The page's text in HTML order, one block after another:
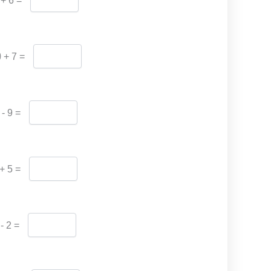
+ 7 =
- 9 =
5 =
2 =